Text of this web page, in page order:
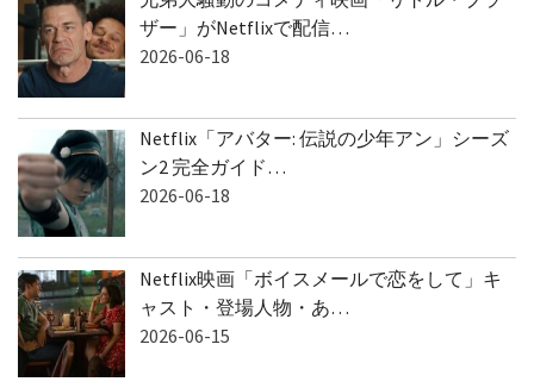
ザー」がNetflixで配信…
2026-06-18
Netflix「アバター: 伝説の少年アン」シーズ
ン2 完全ガイド…
2026-06-18
Netflix映画「ボイスメールで恋をして」キ
ャスト・登場人物・あ…
2026-06-15